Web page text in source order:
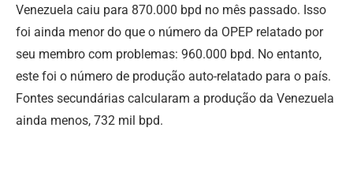
Venezuela caiu para 870.000 bpd no mês passado. Isso
foi ainda menor do que o número da OPEP relatado por
seu membro com problemas: 960.000 bpd. No entanto,
este foi o número de produção auto-relatado para o país.
Fontes secundárias calcularam a produção da Venezuela
ainda menos, 732 mil bpd.